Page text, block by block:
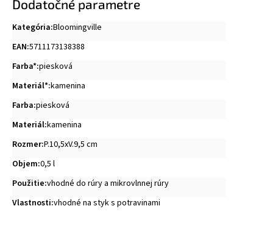
Dodatočné parametre
Kategória:Bloomingville
EAN:5711173138388
Farba*:piesková
Materiál*:kamenina
Farba:piesková
Materiál:kamenina
Rozmer:P.10,5xV.9,5 cm
Objem:0,5 l
Použitie:vhodné do rúry a mikrovlnnej rúry
Vlastnosti:vhodné na styk s potravinami